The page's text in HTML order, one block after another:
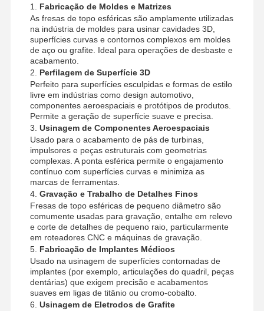
DBM4026 D4 R2
DBM4026L D4 R2 4
DBM4030 R2
DBM4030L D4 R2 4
1. Fabricação de Moldes e Matrizes
As fresas de topo esféricas são amplamente utilizadas
na indústria de moldes para usinar cavidades 3D,
superfícies curvas e contornos complexos em moldes
de aço ou grafite. Ideal para operações de desbaste e
acabamento.
2. Perfilagem de Superfície 3D
Perfeito para superfícies esculpidas e formas de estilo
livre em indústrias como design automotivo,
componentes aeroespaciais e protótipos de produtos.
Permite a geração de superfície suave e precisa.
3. Usinagem de Componentes Aeroespaciais
Usado para o acabamento de pás de turbinas,
impulsores e peças estruturais com geometrias
complexas. A ponta esférica permite o engajamento
contínuo com superfícies curvas e minimiza as
marcas de ferramentas.
4. Gravação e Trabalho de Detalhes Finos
Fresas de topo esféricas de pequeno diâmetro são
comumente usadas para gravação, entalhe em relevo
e corte de detalhes de pequeno raio, particularmente
em roteadores CNC e máquinas de gravação.
5. Fabricação de Implantes Médicos
Usado na usinagem de superfícies contornadas de
implantes (por exemplo, articulações do quadril, peças
dentárias) que exigem precisão e acabamentos
suaves em ligas de titânio ou cromo-cobalto.
6. Usinagem de Eletrodos de Grafite